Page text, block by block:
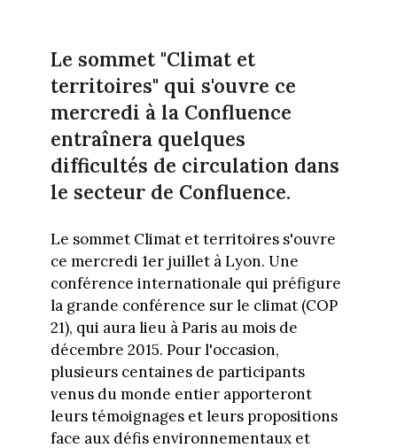
Le sommet "Climat et
territoires" qui s'ouvre ce
mercredi à la Confluence
entraînera quelques
difficultés de circulation dans
le secteur de Confluence.
Le sommet Climat et territoires s'ouvre
ce mercredi 1er juillet à Lyon. Une
conférence internationale qui préfigure
la grande conférence sur le climat (COP
21), qui aura lieu à Paris au mois de
décembre 2015. Pour l'occasion,
plusieurs centaines de participants
venus du monde entier apporteront
leurs témoignages et leurs propositions
face aux défis environnementaux et